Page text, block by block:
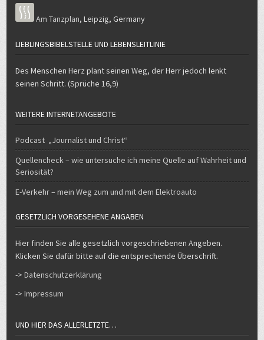
Am Tanzplan,Leipzig,Germany
LIEBLINGSBIBELSTELLE UND LEBENSLEITLINIE
Des Menschen Herz plant seinen Weg, der Herr jedoch lenkt
seinen Schritt. (Sprüche 16,9)
WEITERE INTERNETANGEBOTE
Podcast „Journalist und Christ“
Quellencheck – wie untersuche ich meine Quelle auf Wahrheit und
Seriosität?
E-Verkehr – mein Weg zum und mit dem Elektroauto
GESETZLICH VORGESEHENE ANGABEN
Hier finden Sie alle gesetzlich vorgeschriebenen Angeben.
Klicken Sie dafür bitte auf die entsprechende Überschrift.
-> Datenschutzerklärung
-> Impressum
UND HIER DAS ALLERLETZTE…